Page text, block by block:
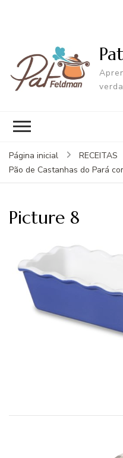
Página inicial RECEITAS
Pão de Castanhas do Pará
Picture 8